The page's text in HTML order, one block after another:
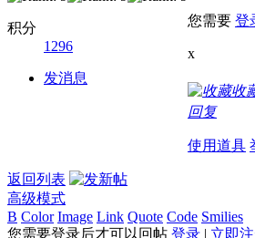
积分
1296
发消息
您需要 登
x
收
回复
使用道具
返回列表
高级模式
B Color Image Link Quote Code Smilies
您需要登录后才可以回帖 登录 | 立即